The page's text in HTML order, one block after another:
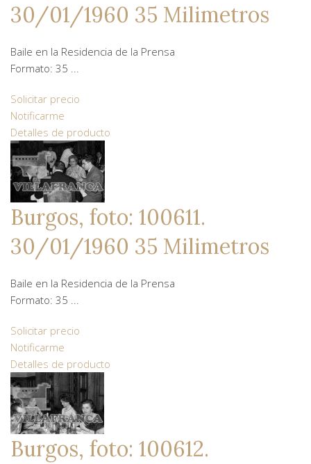
30/01/1960 35 Milimetros
Baile en la Residencia de la Prensa
Formato: 35 ...
Solicitar precio
Notificarme
Detalles de producto
Burgos, foto: 100611.
30/01/1960 35 Milimetros
Baile en la Residencia de la Prensa
Formato: 35 ...
Solicitar precio
Notificarme
Detalles de producto
Burgos, foto: 100612.